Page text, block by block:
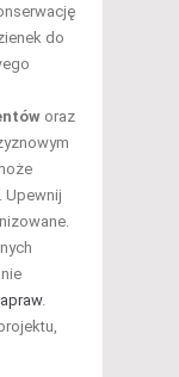
do
oraz
Upewnij
.